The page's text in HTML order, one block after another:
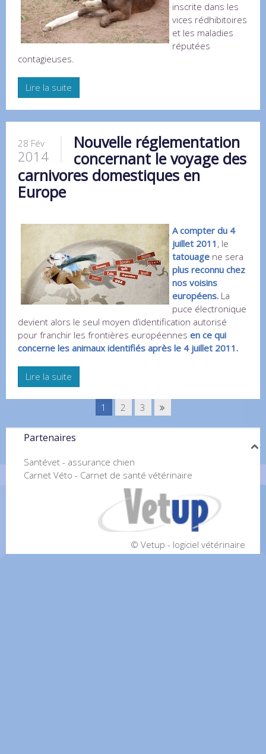
inscrite dans les
vices rédhibitoires
et les maladies
réputées
contagieuses.
Lire la suite
28 Fév
2014
Nouvelle réglementation
concernant le voyage des
carnivores domestiques en
Europe
A compter du 4
juillet 2011 , le
tatouage ne sera
plus reconnu chez
nos voisins
européens. La
puce électronique
devient alors le seul moyen d’identification autorisé
pour franchir les frontières européennes en ce qui
concerne les animaux identifiés après le 4 juillet 2011.
Lire la suite
1 2 3
Partenaires
Santévet - assurance chien
Carnet Véto - Carnet de santé vétérinaire
© Vetup - logiciel vétérinaire